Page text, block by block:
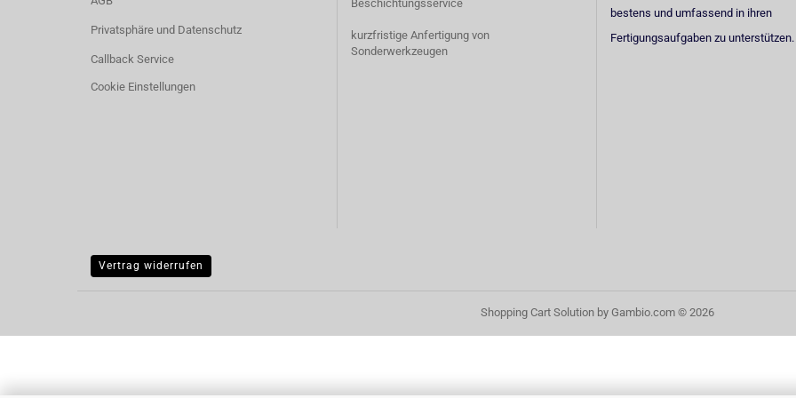
Privatsphäre und Datenschutz
Callback Service
Cookie Einstellungen
Beschichtungsservice
kurzfristige Anfertigung von
Sonderwerkzeugen
bestens und umfassend in ihren
Fertigungsaufgaben zu unterstützen.
Vertrag widerrufen
Shopping Cart Solutionby Gambio.com © 2026